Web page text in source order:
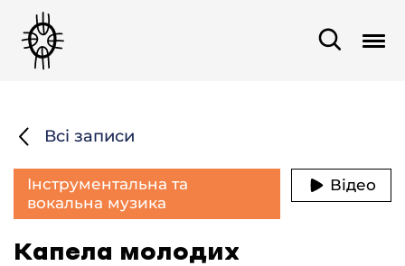
Всі записи
Інструментальна та
вокальна музика
Відео
Капела молодих